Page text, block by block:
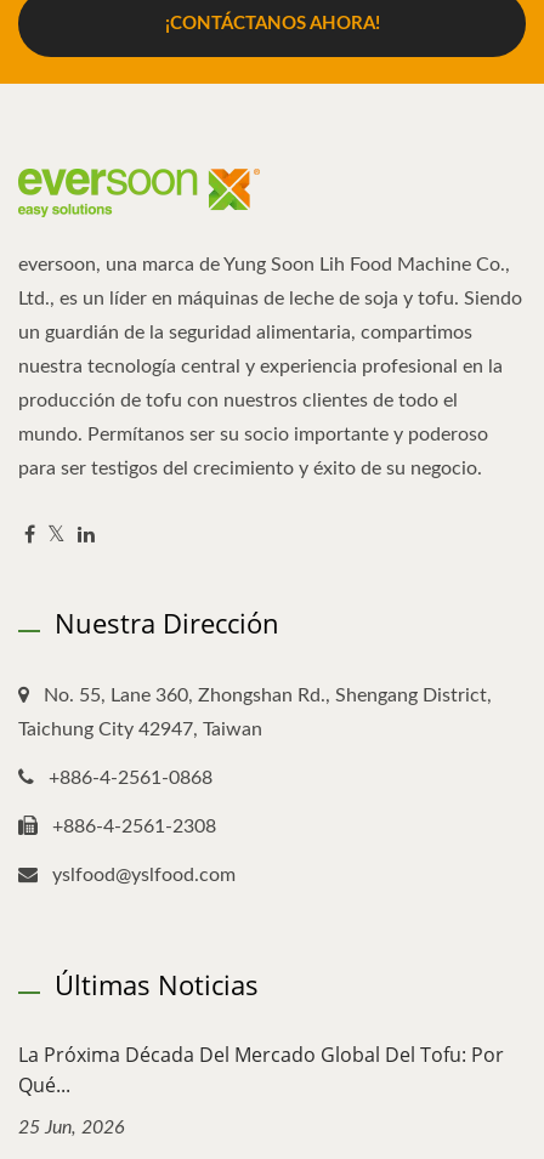
¡CONTÁCTANOS AHORA!
eversoon, una marca de Yung Soon Lih Food Machine Co.,
Ltd., es un líder en máquinas de leche de soja y tofu. Siendo
un guardián de la seguridad alimentaria, compartimos
nuestra tecnología central y experiencia profesional en la
producción de tofu con nuestros clientes de todo el
mundo. Permítanos ser su socio importante y poderoso
para ser testigos del crecimiento y éxito de su negocio.
Nuestra Dirección
No. 55, Lane 360, Zhongshan Rd., Shengang District,
Taichung City 42947, Taiwan
+886-4-2561-0868
+886-4-2561-2308
yslfood@yslfood.com
Últimas Noticias
La Próxima Década Del Mercado Global Del Tofu: Por
Qué...
25 Jun, 2026